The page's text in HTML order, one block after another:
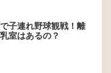
子連れ野球観戦！離
室はあるの？